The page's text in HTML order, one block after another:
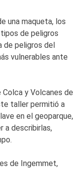
una maqueta, los
de peligros
de peligros del
vulnerables ante
Colca y Volcanes de
taller permitió a
en el geoparque,
a describirlas,
de Ingemmet,